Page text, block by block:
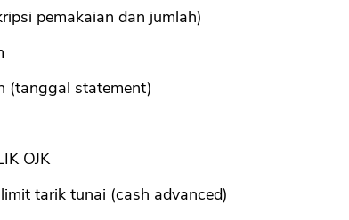
pemakaian dan jumlah)
(tanggal statement)
OJK
tarik tunai (cash advanced)